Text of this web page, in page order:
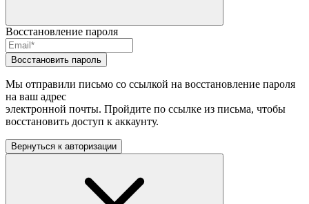
Восстановление пароля
Восстановить пароль
Мы отправили письмо со ссылкой на восстановление пароля
на ваш адрес
электронной почты. Пройдите по ссылке из письма, чтобы
восстановить доступ к аккаунту.
Вернуться к авторизации